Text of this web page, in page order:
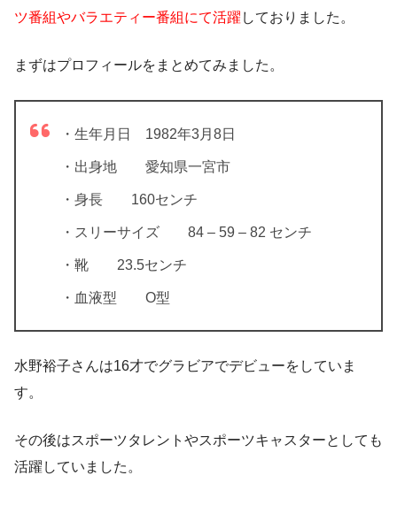
ツ番組やバラエティー番組にて活躍 しておりました。
まずはプロフィールをまとめてみました。
・生年月日 1982年3月8日
・出身地 愛知県一宮市
・身長 160センチ
・スリーサイズ 84 – 59 – 82 センチ
・靴 23.5センチ
・血液型 O型
水野裕子さんは16才でグラビアでデビューをしていま
す。
その後はスポーツタレントやスポーツキャスターとしても
活躍していました。